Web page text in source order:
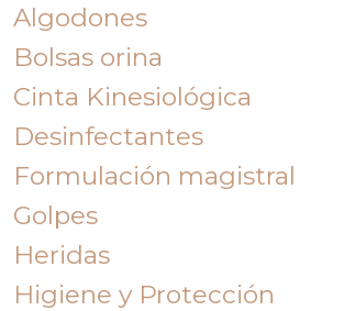
Algodones
Bolsas orina
Cinta Kinesiológica
Desinfectantes
Formulación magistral
Golpes
Heridas
Higiene y Protección